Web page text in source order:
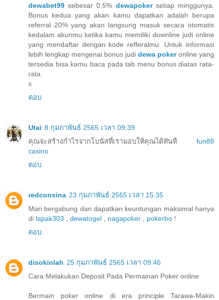
dewabet99 sebesar 0.5% dewapokersetiap minggunya.
Bonus kedua yang akan kamu dapatkan adalah berupa
referral 20% yang akan langsung masuk secara otomatis
kedalam akunmu ketika kamu memiliki downline judi online
yang mendaftar dengan kode refferalmu. Untuk informasi
lebih lengkap mengenai bonus judi dewa pokeronline yang
tersedia bisa kamu baca pada tab menu bonus diatas rata-
rata.
x
ตอบ
Utai 8 กุมภาพันธ์ 2565 เวลา 09:39
คุณจะสร้างกำไรจากโบนัสที่เรามอบให้คุณได้ทันที fun88
casino
ตอบ
redconsina 23 กุมภาพันธ์ 2565 เวลา 15:35
Mari bergabung dan dapatkan keuntungan maksimal hanya
di lapak303 dewatogel nagapoker pokerbo !
ตอบ
disokinlah 25 กุมภาพันธ์ 2565 เวลา 09:46
Cara Melakukan Deposit Pada Permainan Poker online
Bermain poker online di era principle Tarawa-Makin